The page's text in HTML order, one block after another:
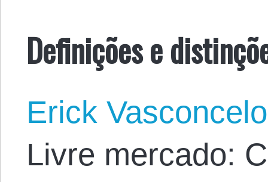
Definições e
Erick
Livre mercado: